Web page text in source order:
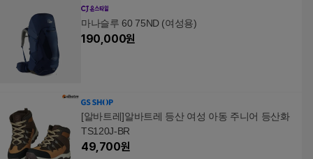
마나슬루 60 75ND (여성용)
190,000원
[알바트레]알바트레 등산 여성 아동 주니어 등산화
TS120J-BR
49,700원